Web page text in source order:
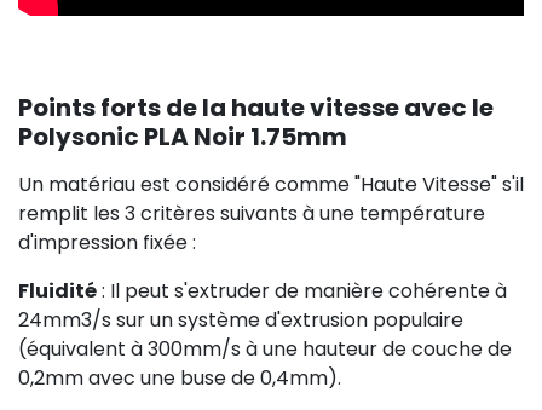
Points forts de la haute vitesse avec le
Polysonic PLA Noir 1.75mm
Un matériau est considéré comme "Haute Vitesse" s'il
remplit les 3 critères suivants à une température
d'impression fixée :
Fluidité: Il peut s'extruder de manière cohérente à
24mm3/s sur un système d'extrusion populaire
(équivalent à 300mm/s à une hauteur de couche de
0,2mm avec une buse de 0,4mm).